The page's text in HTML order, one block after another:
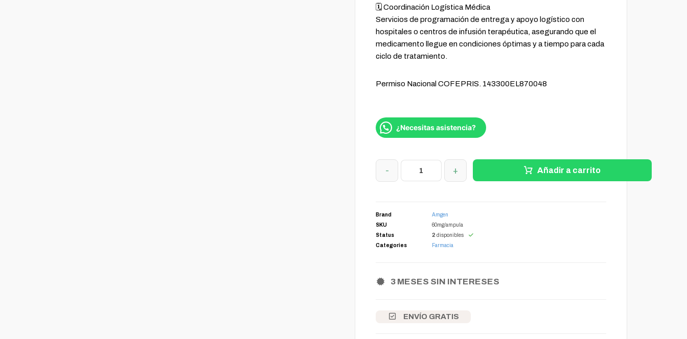
🗓️ Coordinación Logística Médica
Servicios de programación de entrega y apoyo logístico con
hospitales o centros de infusión terapéutica, asegurando que el
medicamento llegue en condiciones óptimas y a tiempo para cada
ciclo de tratamiento.
Permiso Nacional COFEPRIS. 143300EL870048
¿Necesitas asistencia?
- + Añadir a carrito
Brand
Amgen
SKU
60mg/ampula
Status
2 disponibles
Categories
Farmacia
3 MESES SIN INTERESES
ENVÍO GRATIS